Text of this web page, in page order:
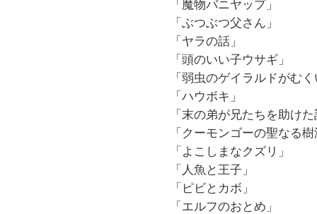
「魔物バニヤップ」
「ぶつぶつ父さん」
「ヤラの話」
「頭のいい子ウサギ」
「弱虫のゲイラルドがむ
「ハウボキ」
「末の弟が兄たちを助け
「クーモンゴーの聖なる
「よこしまなクズリ」
「人魚と王子」
「ピビとカボ」
「エルフのおとめ」